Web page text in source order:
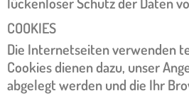
COOKIES
Die Internetseiten verwenden
Cookies dienen dazu, unser
abgelegt werden und die Ihr